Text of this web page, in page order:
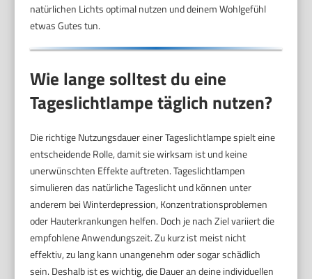
natürlichen Lichts optimal nutzen und deinem Wohlgefühl
etwas Gutes tun.
Wie lange solltest du eine
Tageslichtlampe täglich nutzen?
Die richtige Nutzungsdauer einer Tageslichtlampe spielt eine
entscheidende Rolle, damit sie wirksam ist und keine
unerwünschten Effekte auftreten. Tageslichtlampen
simulieren das natürliche Tageslicht und können unter
anderem bei Winterdepression, Konzentrationsproblemen
oder Hauterkrankungen helfen. Doch je nach Ziel variiert die
empfohlene Anwendungszeit. Zu kurz ist meist nicht
effektiv, zu lang kann unangenehm oder sogar schädlich
sein. Deshalb ist es wichtig, die Dauer an deine individuellen